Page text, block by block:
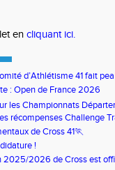
en cliquant ici.
d’Athlétisme 41 fait
: Open de France 2026
les Championnats
récompenses Challenge
de Cross 41🏃
!
2025/2026 de Cross est